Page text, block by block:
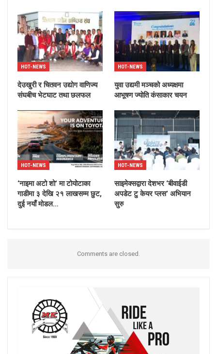
HOT-NEWS
देउखुरी र चितवन उद्योग वाणिज्य
संघबीच भेटघाट तथा छलफल
HOT-NEWS
युवा उद्यमी मञ्चको अध्यक्षमा
आभूषण ज्योति कंसाकार चयन
HOT-NEWS
‘नाइमा अटो शो’ मा टोयोटाका
गाडीमा ३ देखि २१ लाखसम्म छुट,
दुई नयाँ मोडल…
HOT-NEWS
साइमेक्सद्वारा देशभर ‘बीवाईडी
अपडेट टु केयर प्लस’ अभियान
सुरु
Comments are closed.